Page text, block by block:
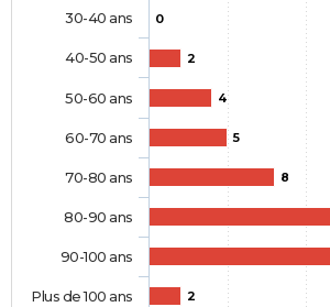
0
2
4
5
8
2
30-40 ans
40-50 ans
50-60 ans
60-70 ans
70-80 ans
80-90 ans
90-100 ans
Plus de 100 ans